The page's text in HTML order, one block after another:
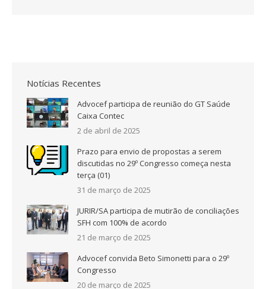
Notícias Recentes
Advocef participa de reunião do GT Saúde
Caixa Contec
2 de abril de 2025
Prazo para envio de propostas a serem
discutidas no 29º Congresso começa nesta
terça (01)
31 de março de 2025
JURIR/SA participa de mutirão de conciliações
SFH com 100% de acordo
21 de março de 2025
Advocef convida Beto Simonetti para o 29º
Congresso
20 de março de 2025